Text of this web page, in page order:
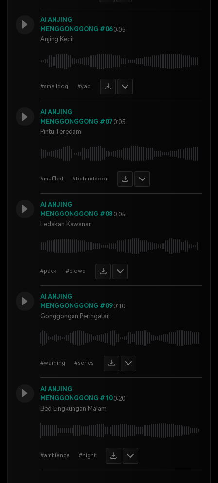
AI ANJING
MENGGONGGONG #06
Anjing Kecil
0:05
#smalldog #yap
AI ANJING
MENGGONGGONG #07
Pintu Teredam
0:05
#muffled #behinddoor
AI ANJING
MENGGONGGONG #08
Ledakan Kawanan
0:05
#pack #crowd
AI ANJING
MENGGONGGONG #09
Gonggongan Peringatan
0:10
#warning #series
AI ANJING
MENGGONGGONG #10
Bed Lingkungan Malam
0:20
#ambience #night